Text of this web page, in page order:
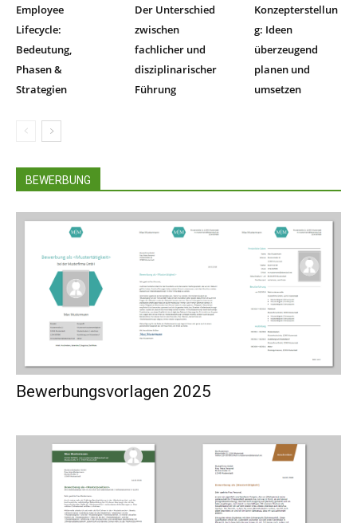
Employee
Lifecycle:
Bedeutung,
Phasen &
Strategien
Der Unterschied
zwischen
fachlicher und
disziplinarischer
Führung
Konzepterstellun
g: Ideen
überzeugend
planen und
umsetzen
BEWERBUNG
Bewerbungsvorlagen 2025